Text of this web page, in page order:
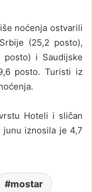
noćenja ostvarili
(25,2 posto),
posto) i Saudijske
posto. Turisti iz
Hoteli i sličan
junu iznosila je 4,7
mostar